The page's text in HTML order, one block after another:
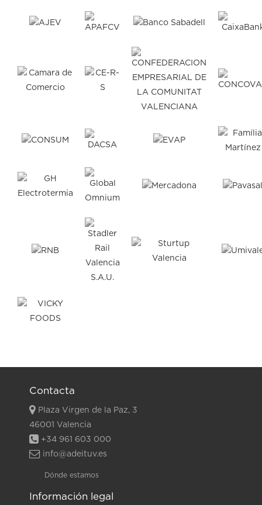
Contacta
Plaza Virgen de la Paz, 3
46001 Valencia
+34 961 603 000
info@adeituv.es
Dónde estamos
Información legal